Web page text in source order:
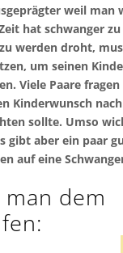
weil man
hat schwanger
werden droht,
um seinen
Viele Paare
Kinderwunsch
sollte. Umso
gibt aber ein paar
auf eine
man dem